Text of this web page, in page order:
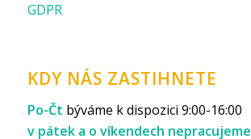
GDPR
KDY NÁS ZASTIHNETE
Po-Čt býváme k dispozici 9:00-16:00
v pátek a o víkendech nepracujeme